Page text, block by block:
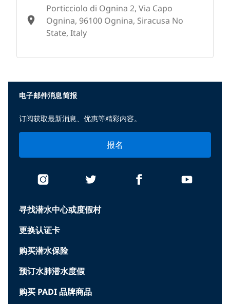
Porticciolo di Ognina 2, Via Capo
Ognina, 96100 Ognina, Siracusa No
State, Italy
寻找潜水中心或度假村
更换认证卡
购买潜水保险
预订水肺潜水度假
购买 PADI 品牌商品
电子邮件消息简报
订阅获取最新消息、优惠等精彩内容。
报名